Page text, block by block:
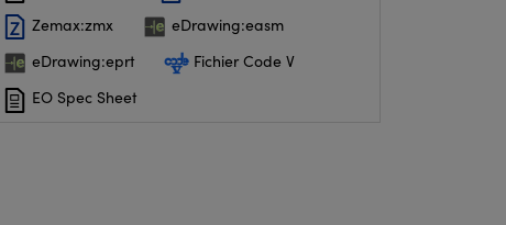
Zemax:zmx
eDrawing:easm
eDrawing:eprt
Fichier Code V
EO Spec Sheet